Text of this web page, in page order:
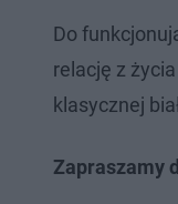
Do
relację z
klasycznej
Zapraszamy